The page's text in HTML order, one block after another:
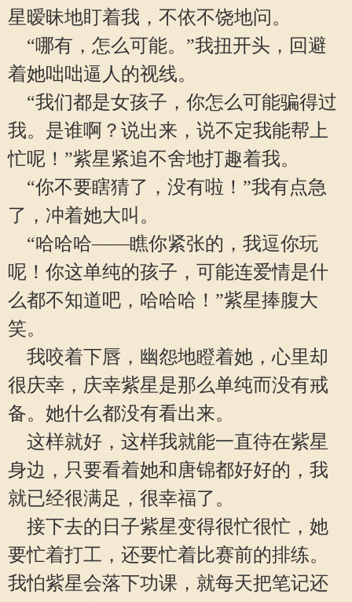
星暧昧地盯着我，不依不饶地问。
“哪有，怎么可能。”我扭开头，回避
着她咄咄逼人的视线。
“我们都是女孩子，你怎么可能骗得过
我。是谁啊？说出来，说不定我能帮上
忙呢！”紫星紧追不舍地打趣着我。
“你不要瞎猜了，没有啦！”我有点急
了，冲着她大叫。
“哈哈哈——瞧你紧张的，我逗你玩
呢！你这单纯的孩子，可能连爱情是什
么都不知道吧，哈哈哈！”紫星捧腹大
笑。
我咬着下唇，幽怨地瞪着她，心里却
很庆幸，庆幸紫星是那么单纯而没有戒
备。她什么都没有看出来。
这样就好，这样我就能一直待在紫星
身边，只要看着她和唐锦都好好的，我
就已经很满足，很幸福了。
接下去的日子紫星变得很忙很忙，她
要忙着打工，还要忙着比赛前的排练。
我怕紫星会落下功课，就每天把笔记还